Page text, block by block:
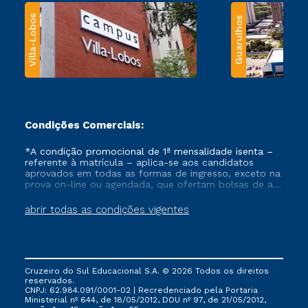
Villa-Lobos Guarulhos
Condições Comerciais:
abrir todas as condições vigentes
*A condição promocional de 1ª mensalidade isenta –
referente à matrícula – aplica-se aos candidatos
aprovados em todas as formas de ingresso, exceto na
prova on-line ou agendada, que ofertam bolsas de até
vigente, que ainda não tenham efetivado e/ou não
tenham cancelado ou trancado sua matrícula em uma
via FIES, Prouni e outros programas governamentais, e
não se acumula com nenhuma outra campanha
ofertada pela Instituição.
Cruzeiro do Sul Educacional S.A. © 2026 Todos os direitos
reservados.
CNPJ: 62.984.091/0001-02 | Recredenciado pela Portaria
Ministerial nº 644, de 18/05/2012, DOU nº 97, de 21/05/2012,